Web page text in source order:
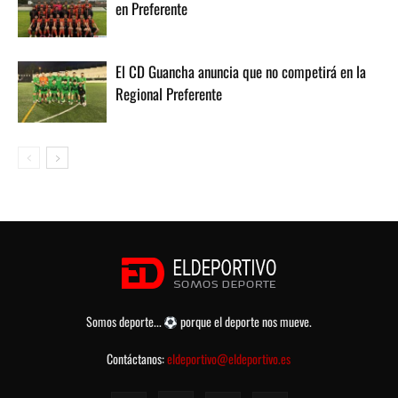
en Preferente
El CD Guancha anuncia que no competirá en la
Regional Preferente
Somos deporte...
porque el deporte nos mueve.
Contáctanos:eldeportivo@eldeportivo.es